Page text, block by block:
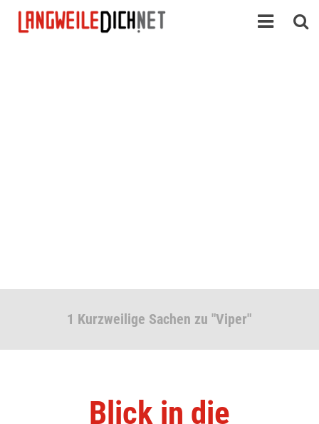
1 Kurzweilige Sachen zu "Viper"
Blick in die